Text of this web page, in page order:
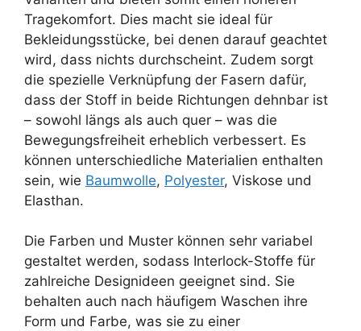
Tragekomfort. Dies macht sie ideal für
Bekleidungsstücke, bei denen darauf geachtet
wird, dass nichts durchscheint. Zudem sorgt
die spezielle Verknüpfung der Fasern dafür,
dass der Stoff in beide Richtungen dehnbar ist
– sowohl längs als auch quer – was die
Bewegungsfreiheit erheblich verbessert. Es
können unterschiedliche Materialien enthalten
sein, wie Baumwolle, Polyester, Viskose und
Elasthan.
Die Farben und Muster können sehr variabel
gestaltet werden, sodass Interlock-Stoffe für
zahlreiche Designideen geeignet sind. Sie
behalten auch nach häufigem Waschen ihre
Form und Farbe, was sie zu einer